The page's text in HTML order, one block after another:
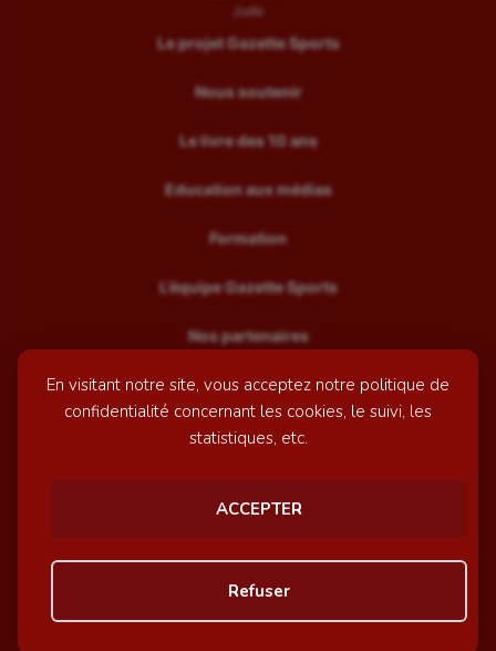
En visitant notre site, vous acceptez notre politique de
confidentialité concernant les cookies, le suivi, les
statistiques, etc.
ACCEPTER
Refuser
Judo
Le projet Gazette Sports
Nous soutenir
Le livre des 10 ans
Education aux médias
Formation
L’équipe Gazette Sports
Nos partenaires
Recrutement
Mentions légales
© GazetteSports - 2026 | Site internet réalisé par
Awelty